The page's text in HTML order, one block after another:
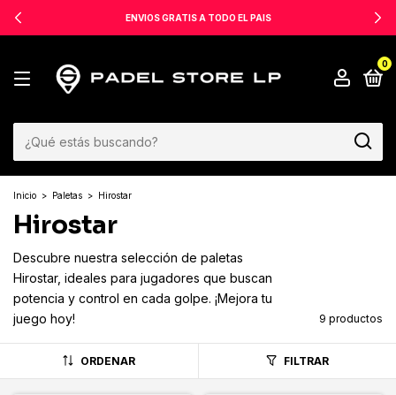
ENVIOS GRATIS A TODO EL PAIS
0
Inicio > Paletas > Hirostar
Hirostar
Descubre nuestra selección de paletas
Hirostar, ideales para jugadores que buscan
potencia y control en cada golpe. ¡Mejora tu
juego hoy!
9 productos
ORDENAR FILTRAR